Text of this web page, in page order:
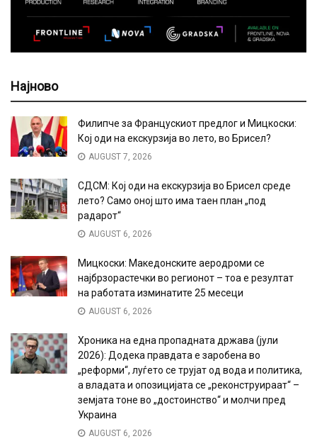
Најново
Филипче за Францускиот предлог и Мицкоски:
Кој оди на екскурзија во лето, во Брисел?
AUGUST 7, 2026
СДСМ: Кој оди на екскурзија во Брисел среде
лето? Само оној што има таен план „под
радарот“
AUGUST 6, 2026
Мицкоски: Македонските аеродроми се
најбрзорастечки во регионот – тоа е резултат
на работата изминатите 25 месеци
AUGUST 6, 2026
Хроника на една пропадната држава (јули
2026): Додека правдата е заробена во
„реформи“, луѓето се трујат од вода и политика,
а владата и опозицијата се „реконструираат“ –
земјата тоне во „достоинство“ и молчи пред
Украина
AUGUST 6, 2026